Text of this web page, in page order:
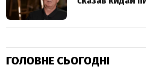
ГОЛОВНЕ СЬОГОДНІ